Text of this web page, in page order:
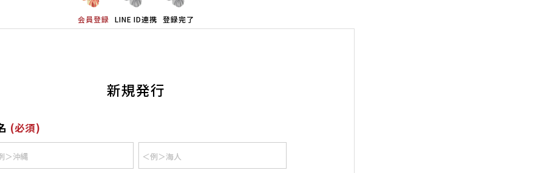
会員登録 LINE ID連携 登録完了
新規発行
(必須)